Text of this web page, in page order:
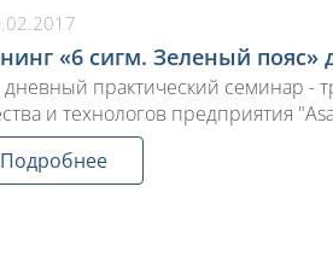
«6 сигм. Зеленый пояс»
дневный практический семинар -
и технологов предприятия
Подробнее